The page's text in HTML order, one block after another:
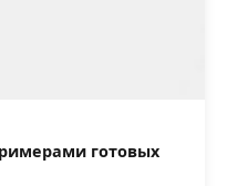
готовых